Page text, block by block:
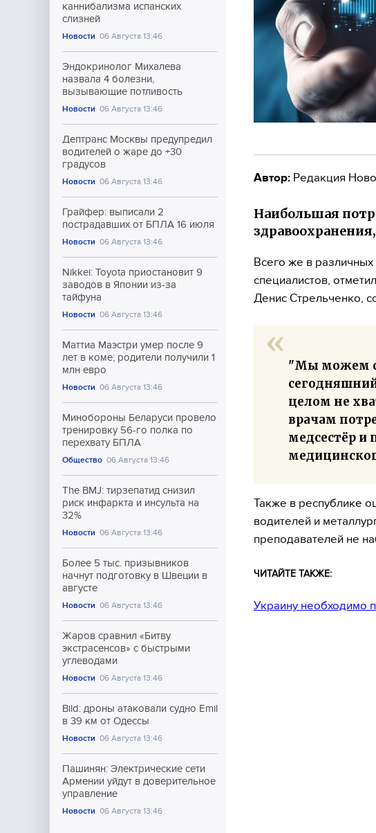
каннибализма испанских
слизней
Новости 06 Августа 13:46
Эндокринолог Михалева
назвала 4 болезни,
вызывающие потливость
Новости 06 Августа 13:46
Дептранс Москвы предупредил
водителей о жаре до +30
градусов
Новости 06 Августа 13:46
Грайфер: выписали 2
пострадавших от БПЛА 16 июля
Новости 06 Августа 13:46
Nikkei: Toyota приостановит 9
заводов в Японии из-за
тайфуна
Новости 06 Августа 13:46
Маттиа Маэстри умер после 9
лет в коме; родители получили 1
млн евро
Новости 06 Августа 13:46
Минобороны Беларуси провело
тренировку 56-го полка по
перехвату БПЛА
Общество 06 Августа 13:46
The BMJ: тирзепатид снизил
риск инфаркта и инсульта на
32%
Новости 06 Августа 13:46
Более 5 тыс. призывников
начнут подготовку в Швеции в
августе
Новости 06 Августа 13:46
Жаров сравнил «Битву
экстрасенсов» с быстрыми
углеводами
Новости 06 Августа 13:46
Bild: дроны атаковали судно Emil
в 39 км от Одессы
Новости 06 Августа 13:46
Пашинян: Электрические сети
Армении уйдут в доверительное
управление
Новости 06 Августа 13:46
Автор: Редакция
Наибольшая
Всего же в
специалистов,
Денис Стрельченко,
"Мы можем
целом не
врачам
медсестёр и
Также в республике
водителей и
преподавателей не
ЧИТАЙТЕ ТАКЖЕ:
Украину необходимо